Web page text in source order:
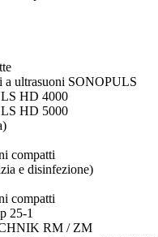
a ultrasuoni SONOPULS
HD 4000
HD 5000
compatti
e disinfezione)
compatti
25-1
RM / ZM